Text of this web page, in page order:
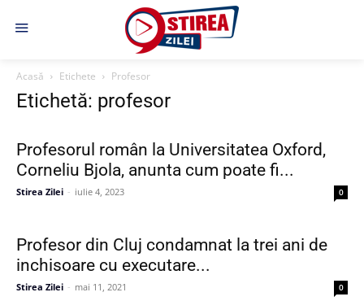
Acasă Etichete Profesor
Etichetă: profesor
Profesorul român la Universitatea Oxford,
Corneliu Bjola, anunta cum poate fi...
Stirea Zilei - iulie 4, 2023 0
Profesor din Cluj condamnat la trei ani de
inchisoare cu executare...
Stirea Zilei - mai 11, 2021 0